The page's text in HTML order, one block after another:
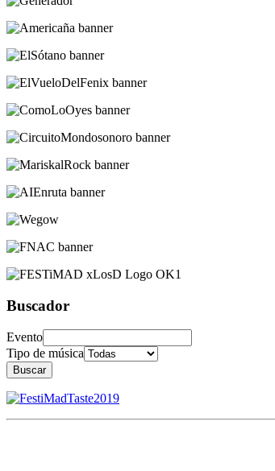
Buscador
Evento
Tipo de música
Buscar